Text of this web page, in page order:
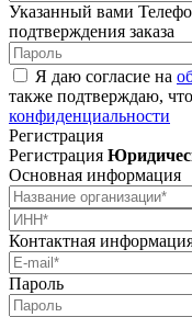
Указанный вами
подтверждения заказа
Я даю согласие на
также подтверждаю,
конфиденциальности
Регистрация
Регистрация
Основная информация
Контактная
Пароль